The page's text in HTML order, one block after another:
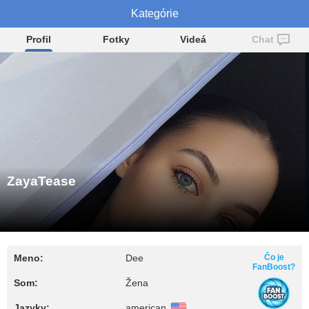
ZayaTease
Profil Fotky Videá Chat
ZayaTease
Meno: Dee
Som: Žena
Čo je
FanBoost?
Kategórie